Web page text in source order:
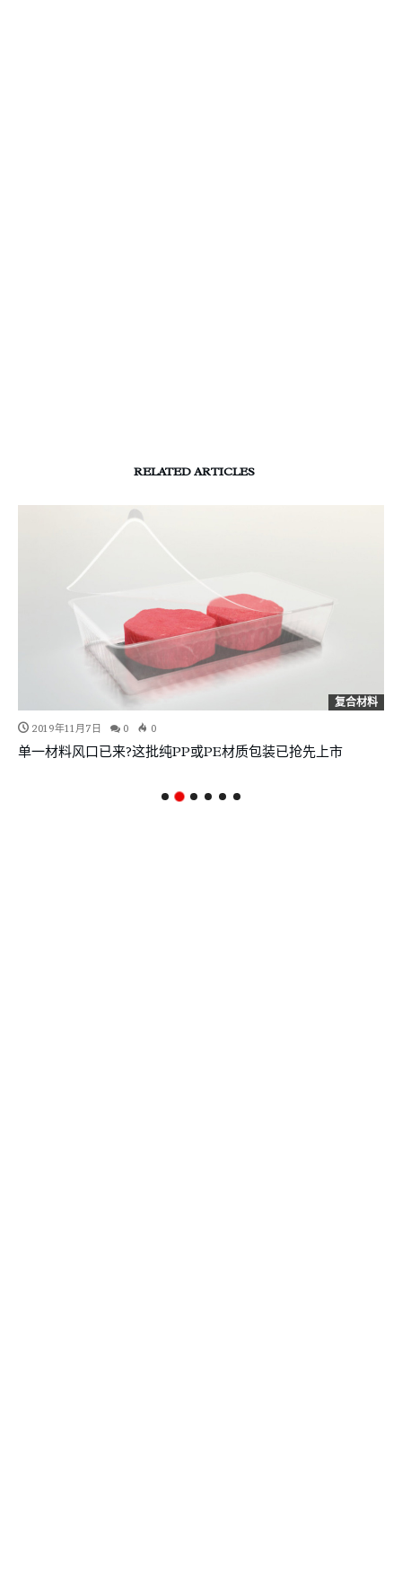
RELATED ARTICLES
复合材料
2019年11月7日 0 0
单一材料风口已来?这批纯PP或PE材质包装已抢先上市